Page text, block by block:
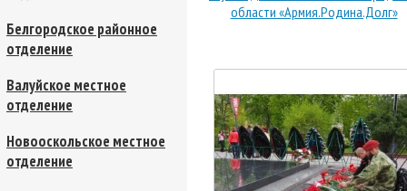
области «Армия.Родина.Долг»
Белгородское районное
отделение
Валуйское местное
отделение
Новооскольское местное
отделение